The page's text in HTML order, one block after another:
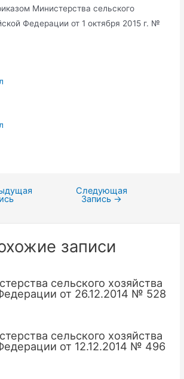
Министерства сельского
Федерации от 1 октября 2015 г. №
Следующая
Запись →
записи
сельского хозяйства
от 26.12.2014 № 528
сельского хозяйства
от 12.12.2014 № 496